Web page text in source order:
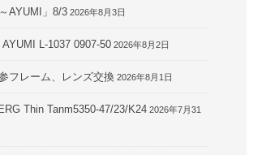
AYUMI」8/3 2026年8月3日
L-1037 0907-50 2026年8月2日
フレーム、レンズ交換 2026年8月1日
Thin Tanm5350-47/23/K24 2026年7月31